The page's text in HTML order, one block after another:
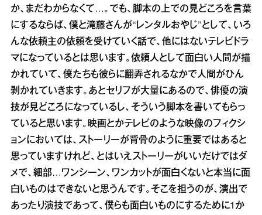
か、まだわからなくて…。でも、脚本の上での見どころを言葉
にするならば、僕と滝藤さんが“レンタルおやじ”として、いろ
んな依頼主の依頼を受けていく話で、他にはないテレビドラ
マになっているとは思います。依頼人として面白い人間が描
かれていて、僕たちも彼らに翻弄されるなかで人間がひん
剥かれていきます。あとセリフが大量にあるので、俳優の演
技が見どころになっているし、そういう脚本を書いてもらっ
ていると思います。映画とかテレビのような映像のフィクシ
ョンにおいては、ストーリーが背骨のように重要ではあると
思っていますけれど、とはいえストーリーがいいだけではダ
メで、細部…ワンシーン、ワンカットが面白くないと本当に面
白いものはできないと思うんです。そこを担うのが、演出で
あったり演技であって、僕らも面白いものにするために1か